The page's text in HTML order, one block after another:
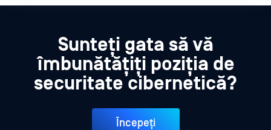
Sunteți gata să vă
îmbunătățiți poziția de
securitate cibernetică?
Începeți